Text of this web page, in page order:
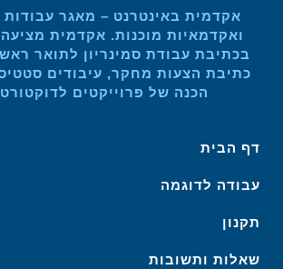
אקדמית באינטרנט – מאגר עבודות
ואקדמאיות מוכנות. אקדמית
בכתיבת עבודת סמינריון לתואר
כתיבת הצעות מחקר, עיבודים
הכנה של פרוייקטים
דף הבית
עבודה לדוגמה
תקנון
שאלות ותשובות